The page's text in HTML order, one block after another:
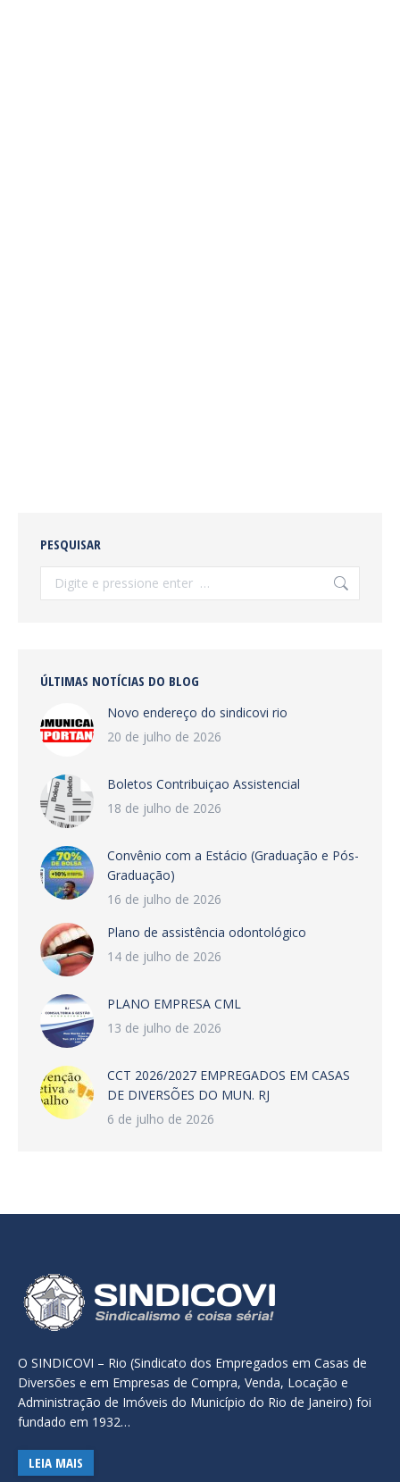
PESQUISAR
Search:
ÚLTIMAS NOTÍCIAS DO BLOG
Novo endereço do sindicovi rio
20 de julho de 2026
Boletos Contribuiçao Assistencial
18 de julho de 2026
Convênio com a Estácio (Graduação e Pós-
Graduação)
16 de julho de 2026
Plano de assistência odontológico
14 de julho de 2026
PLANO EMPRESA CML
13 de julho de 2026
CCT 2026/2027 EMPREGADOS EM CASAS
DE DIVERSÕES DO MUN. RJ
6 de julho de 2026
O SINDICOVI – Rio (Sindicato dos Empregados em Casas de
Diversões e em Empresas de Compra, Venda, Locação e
Administração de Imóveis do Município do Rio de Janeiro) foi
fundado em 1932…
LEIA MAIS